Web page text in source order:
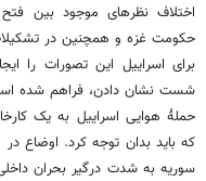
اختلاف نظرهای موجود بین
حکومت غزه و همچنین در
برای اسراییل این تصورات را
شست نشان دادن، فراهم شده
حملۀ هوایی اسراییل به یک
که باید بدان توجه کرد. اوضاع
سوریه به شدت درگیر بحران